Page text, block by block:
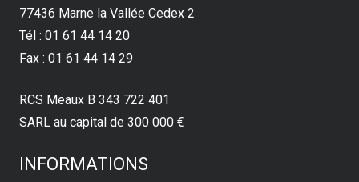
77436 Marne la Vallée Cedex 2
Tél : 01 61 44 14 20
Fax : 01 61 44 14 29
RCS Meaux B 343 722 401
SARL au capital de 300 000 €
INFORMATIONS